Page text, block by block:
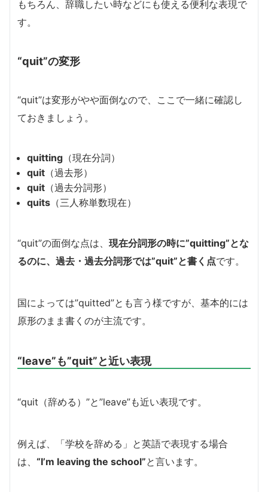
もちろん、辞職したい時などにも使える便利な表現で
す。
“quit”の変形
“quit”は変形がやや面倒なので、ここで一緒に確認し
ておきましょう。
quitting （現在分詞）
quit （過去形）
quit （過去分詞形）
quits （三人称単数現在）
“quit”の面倒な点は、 現在分詞形の時に”quitting”とな
るのに、過去・過去分詞形では”quit”と書く点です。
国によっては”quitted”とも言う様ですが、基本的には
原形のまま書くのが主流です。
“leave”も”quit”と近い表現
“quit（辞める）”と”leave”も近い表現です。
例えば、「学校を辞める」と英語で表現する場合
は、 “I’m leaving the school”と言います。